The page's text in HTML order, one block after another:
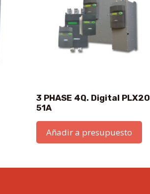
3 PHASE 4Q. Digital PLX20
51A
Añadir a presupuesto